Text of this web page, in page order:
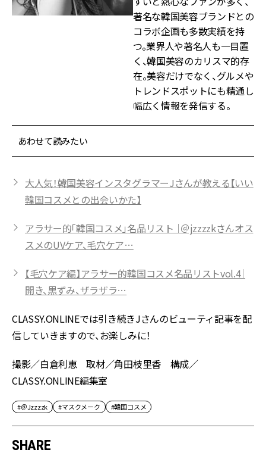
著名な韓国美容ブランドとの
コラボ企画も多数実績を持
つ。業界人や著名人も一目置
く、韓国美容のカリスマ的存
在。美容だけでなく、グルメや
トレンドスポットにも精通し
幅広く情報を発信する。
あわせて読みたい
大人気！韓国美容インスタグラマーJさんが教える【いい
韓国コスメとの出会いかた】
アラサー的「韓国コスメ」名品リスト ｜＠jzzzzkさんオス
スメのUVケア、毛穴ケア…
【毛穴ケア編】アラサー的韓国コスメ名品リストvol.4｜
開き、黒ずみ、ザラザラ…
CLASSY.ONLINEでは引き続きJさんのビューティ記事を配
信していきますので、お楽しみに！
撮影／白倉利恵 取材／角田枝里香 構成／
CLASSY.ONLINE編集室
#＠Jzzzzk #マスクメーク #韓国コスメ
SHARE